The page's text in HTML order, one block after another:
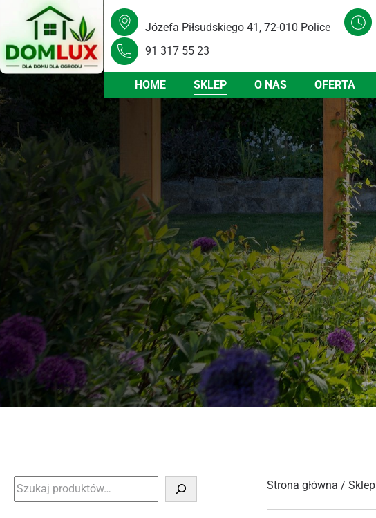
Józefa Piłsudskiego 41, 72-010 Police
91 317 55 23
HOME SKLEP O NAS OFERTA
Szukaj Strona główna / Sklep